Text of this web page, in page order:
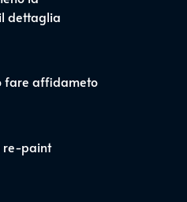
dettaglia
fare affidameto
re-paint